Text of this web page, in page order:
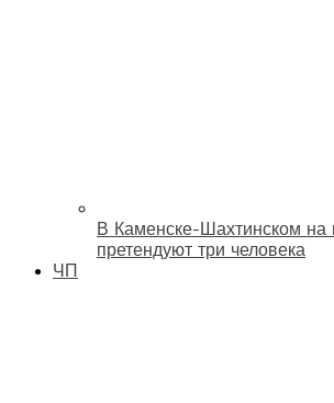
В Каменске-Шахтинском на
претендуют три человека
ЧП